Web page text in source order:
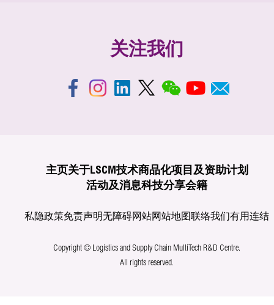
关注我们
主页关于LSCM技术商品化项目及资助计划
活动及消息科技分享会籍
私隐政策免责声明无障碍网站网站地图联络我们有用连结
Copyright © Logistics and Supply Chain MultiTech R&D Centre.
All rights reserved.